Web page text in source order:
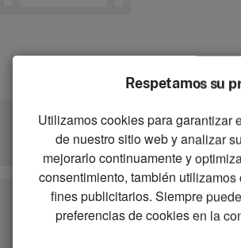
Respetamos su
Utilizamos cookies para garantizar
de nuestro sitio web y analizar
mejorarlo continuamente y
consentimiento, también
fines publicitarios. Siempre
preferencias de cookies en la